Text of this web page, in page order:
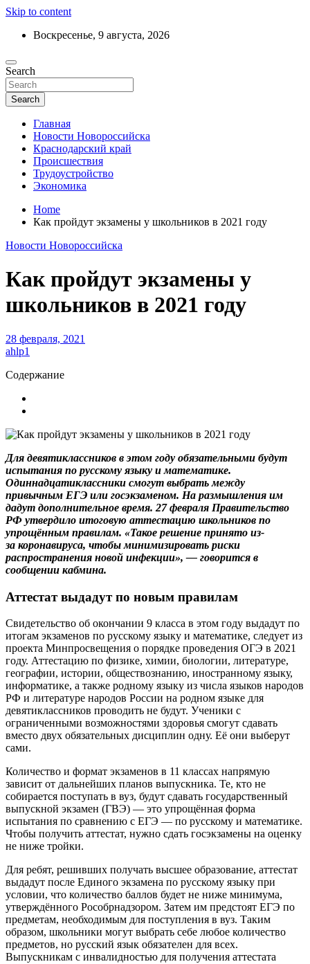
Skip to content
Воскресенье, 9 августа, 2026
Актуальные новости Новороссийска и
Краснодарского края
Ежедневный дайджест событий региона
Search
Search
Главная
Новости Новороссийска
Краснодарский край
Происшествия
Трудоустройство
Экономика
Home
Как пройдут экзамены у школьников в 2021 году
Новости Новороссийска
Как пройдут экзамены у
школьников в 2021 году
28 февраля, 2021
ahlp1
Содержание
Для девятиклассников в этом году обязательными будут
испытания по русскому языку и математике.
Одиннадцатиклассники смогут выбрать между
привычным ЕГЭ или госэкзаменом. На размышления им
дадут дополнительное время. 27 февраля Правительство
РФ утвердило итоговую аттестацию школьников по
упрощённым правилам. «Такое решение принято из-
за коронавируса, чтобы минимизировать риски
распространения новой инфекции», — говорится в
сообщении кабмина.
Аттестат выдадут по новым правилам
Свидетельство об окончании 9 класса в этом году выдадут по
итогам экзаменов по русскому языку и математике, следует из
проекта Минпросвещения о порядке проведения ОГЭ в 2021
году. Аттестацию по физике, химии, биологии, литературе,
географии, истории, обществознанию, иностранному языку,
информатике, а также родному языку из числа языков народов
РФ и литературе народов России на родном языке для
девятиклассников проводить не будут. Ученики с
ограниченными возможностями здоровья смогут сдавать
вместо двух обязательных дисциплин одну. Её они выберут
сами.
Количество и формат экзаменов в 11 классах напрямую
зависит от дальнейших планов выпускника. Те, кто не
собирается поступать в вуз, будут сдавать государственный
выпускной экзамен (ГВЭ) — это упрощённая форма
испытания по сравнению с ЕГЭ — по русскому и математике.
Чтобы получить аттестат, нужно сдать госэкзамены на оценку
не ниже тройки.
Для ребят, решивших получать высшее образование, аттестат
выдадут после Единого экзамена по русскому языку при
условии, что количество баллов будет не ниже минимума,
утверждённого Рособрнадзором. Затем им предстоят ЕГЭ по
предметам, необходимым для поступления в вуз. Таким
образом, школьники могут выбрать себе любое количество
предметов, но русский язык обязателен для всех.
Выпускникам с инвалидностью для получения аттестата